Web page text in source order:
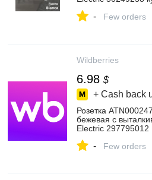
- Few orders
Wildberries
6.98 $
+ Cash back
Розетка
бежевая с
Electric 297795012
- Few orders